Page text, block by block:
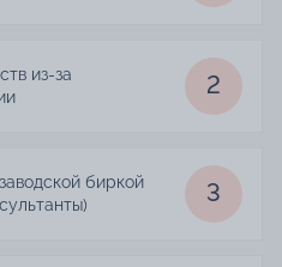
из-за
2
биркой
3